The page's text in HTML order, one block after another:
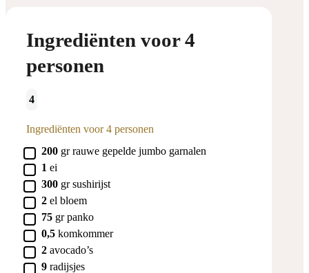
Ingrediënten voor 4
personen
4
Ingrediënten voor 4 personen
▢
200 gr rauwe gepelde jumbo garnalen
▢
1 ei
▢
300 gr sushirijst
▢
2 el bloem
▢
75 gr panko
▢
0,5 komkommer
▢
2 avocado’s
▢
9 radijsjes